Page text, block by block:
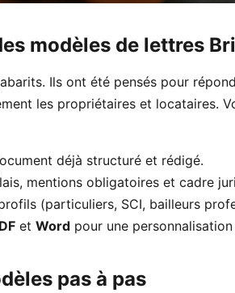
modèles de lettres
Ils ont été pensés pour
les propriétaires et locataires.
déjà structuré et rédigé.
mentions obligatoires et cadre
(particuliers, SCI, bailleurs
et Word pour une
pas à pas